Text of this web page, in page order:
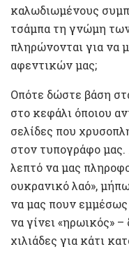
καλωδιωμένους
τσάμπα τη γνώμη
πληρώνονται για να
αφεντικών μας;
Οπότε δώστε βάση
στο κεφάλι όποιου
σελίδες που
στον τυπογράφο
λεπτό να μας
ουκρανικό λαό»,
να μας πουν εμμέσως
να γίνει «ηρωικός»
χιλιάδες για κάτι